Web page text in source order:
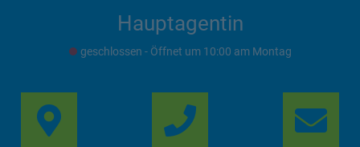
Hauptagentin
geschlossen - Öffnet um 10:00 Montag
Link Opens in New